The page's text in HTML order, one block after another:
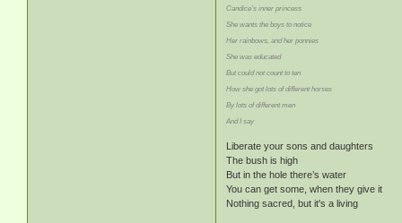
Candice’s inner princess
She wants the boys to notice
Her rainbows, and her ponnies
She was educated
But could not count to ten
How she got lots of different horses
By lots of different men
And I say
Liberate your sons and daughters
The bush is high
But in the hole there’s water
You can get some, when they give it
Nothing sacred, but it's a living